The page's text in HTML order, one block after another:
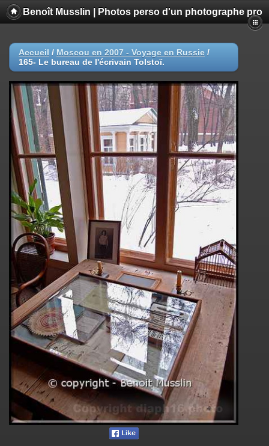
Benoît Musslin | Photos perso d'un photographe pro
Accueil / Moscou en 2007 - Voyage en Russie /
165- Le bureau de l'écrivain Tolstoï.